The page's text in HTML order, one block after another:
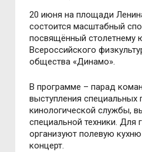
20 июня на площади
состоится масштабный
посвящённый столетнему
Всероссийского
общества «Динамо».
В программе – парад
выступления специальных
кинологической службы,
специальной техники. Для
организуют полевую
концерт.